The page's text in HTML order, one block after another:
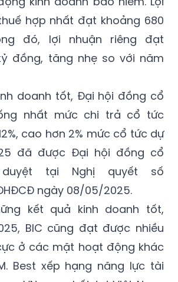
đó, lợi nhuận riêng đạt
đồng, tăng nhẹ so với năm
doanh tốt, Đại hội đồng cổ
nhất mức chi trả cổ tức
cao hơn 2% mức cổ tức dự
đã được Đại hội đồng cổ
tại Nghị quyết số
ngày 08/05/2025.
kết quả kinh doanh tốt,
BIC cũng đạt được nhiều
ở các mặt hoạt động khác
Best xếp hạng năng lực tài
cao nhất tại Việt Nam;
với nhiều danh hiệu, giải